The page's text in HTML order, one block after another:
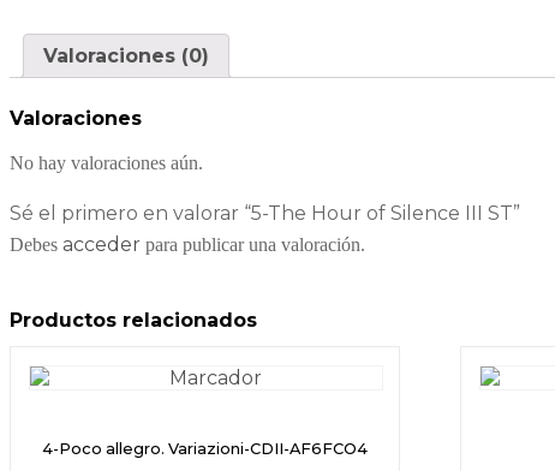
Valoraciones (0)
Valoraciones
No hay valoraciones aún.
Sé el primero en valorar “5-The Hour of Silence III ST”
Debes acceder para publicar una valoración.
Productos relacionados
4-Poco allegro. Variazioni-CDII-AF6FCO4